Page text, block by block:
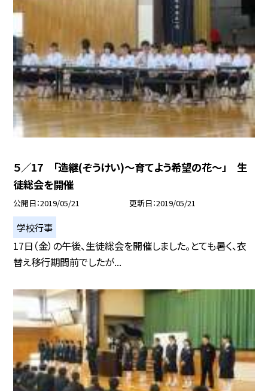
５／17 「造継(ぞうけい)〜育てよう希望の花〜」 生
徒総会を開催
公開日 2019/05/21 更新日 2019/05/21
学校行事
17日（金）の午後、生徒総会を開催しました。とても暑く、衣
替え移行期間前でしたが...